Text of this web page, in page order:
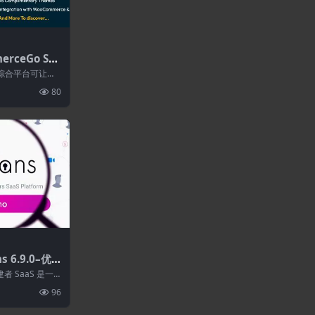
Saa
店
合平台可让您
80
6.9.0–优
台
者 SaaS 是一
96